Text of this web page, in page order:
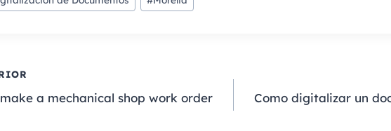
a mechanical shop work order
Como digitalizar un